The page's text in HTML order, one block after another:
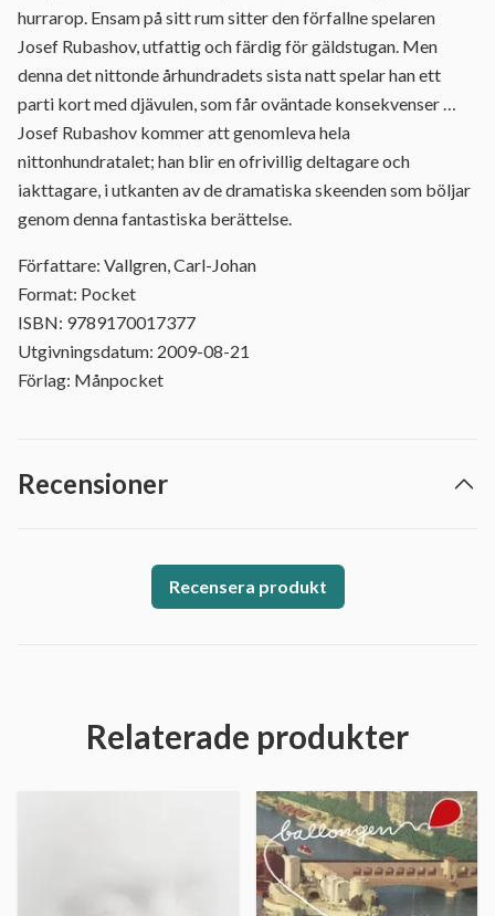
hurrarop. Ensam på sitt rum sitter den förfallne spelaren
Josef Rubashov, utfattig och färdig för gäldstugan. Men
denna det nittonde århundradets sista natt spelar han ett
parti kort med djävulen, som får oväntade konsekvenser …
Josef Rubashov kommer att genomleva hela
nittonhundratalet; han blir en ofrivillig deltagare och
iakttagare, i utkanten av de dramatiska skeenden som böljar
genom denna fantastiska berättelse.
Författare: Vallgren, Carl-Johan
Format: Pocket
ISBN: 9789170017377
Utgivningsdatum: 2009-08-21
Förlag: Månpocket
Recensioner
Recensera produkt
Relaterade produkter